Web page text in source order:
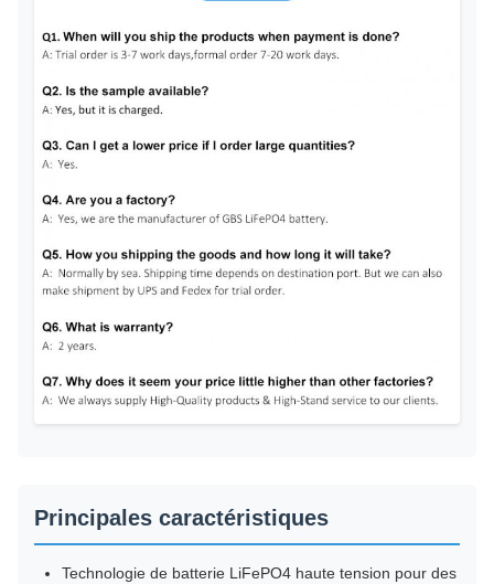
Principales caractéristiques
Technologie de batterie LiFePO4 haute tension pour des